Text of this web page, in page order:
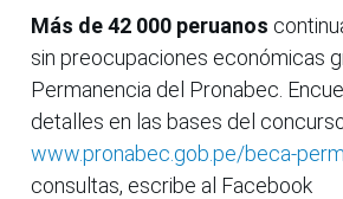
Más de 42 000 peruanos
sin preocupaciones económicas
Permanencia del Pronabec.
detalles en las bases del
www.pronabec.gob.pe/beca-
consultas, escribe al Facebook